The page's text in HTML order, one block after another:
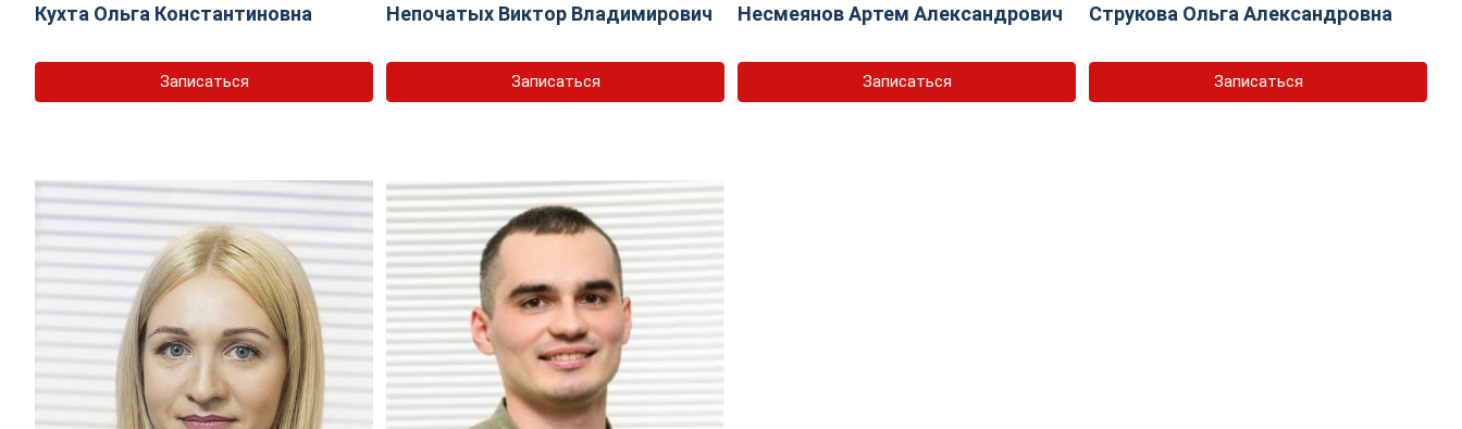
Кухта Ольга Константиновна
Записаться
Непочатых Виктор Владимирович
Записаться
Несмеянов Артем Александрович
Записаться
Струкова Ольга Александровна
Записаться